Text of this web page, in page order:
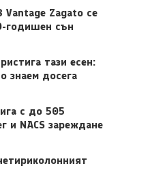
Vantage Zagato се
годишен сън
тази есен:
знаем досега
с до 505
и NACS зареждане